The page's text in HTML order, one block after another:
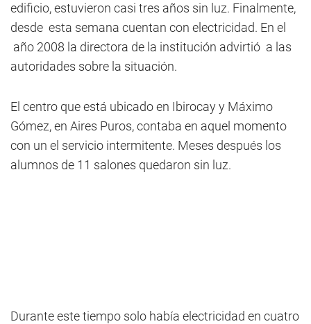
edificio, estuvieron casi tres años sin luz. Finalmente,
desde esta semana cuentan con electricidad. En el
año 2008 la directora de la institución advirtió a las
autoridades sobre la situación.
El centro que está ubicado en Ibirocay y Máximo
Gómez, en Aires Puros, contaba en aquel momento
con un el servicio intermitente. Meses después los
alumnos de 11 salones quedaron sin luz.
Durante este tiempo solo había electricidad en cuatro